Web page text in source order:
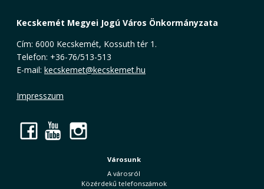
Kecskemét Megyei Jogú Város Önkormányzata
Cím: 6000 Kecskemét, Kossuth tér 1.
Telefon: +36-76/513-513
E-mail: kecskemet@kecskemet.hu
Impresszum
Facebook
YouTube
Városunk
A városról
Közérdekű telefonszámok